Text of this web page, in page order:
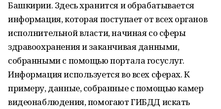
Башкирии. Здесь хранится и обрабатывается
информация, которая поступает от всех органов
исполнительной власти, начиная со сферы
здравоохранения и заканчивая данными,
собранными с помощью портала госуслуг.
Информация используется во всех сферах. К
примеру, данные, собранные с помощью камер
видеонаблюдения, помогают ГИБДД искать